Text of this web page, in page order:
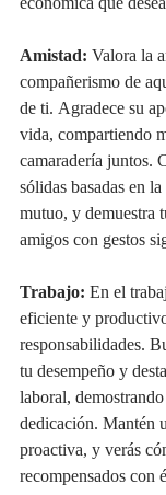
Amistad: Valora la
compañerismo de
de ti. Agradece su
vida, compartiendo
camaradería juntos.
sólidas basadas en
mutuo, y demuestra
amigos con gestos
Trabajo: En el
eficiente y
responsabilidades.
tu desempeño y
laboral,
dedicación. Mantén
proactiva, y verás
recompensados